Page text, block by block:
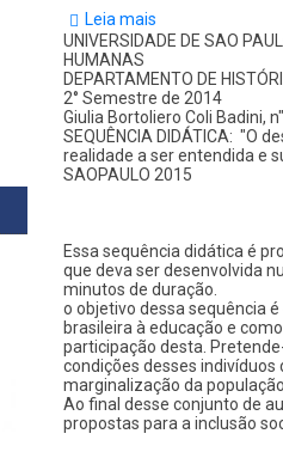
Leia mais
O
acesso
da
população
negra
à
educação:
ser
entendida
e
superada
UNIVERSIDADE DE SAO
HUMANAS
DEPARTAMENTO DE
2° Semestre de 2014
Giulia Bortoliero Coli Badini,
SEQUÊNCIA DIDÁTICA: "O
realidade a ser entendida e
SAOPAULO 2015
Essa sequência didática é
que deva ser desenvolvida
minutos de duração.
o objetivo dessa sequência
brasileira à educação e
participação desta.
condições desses indivíduos
marginalização da
Ao final desse conjunto de
propostas para a inclusão